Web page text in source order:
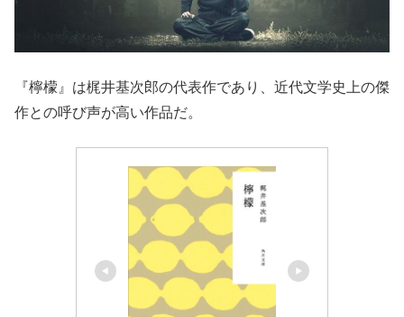
『檸檬』は梶井基次郎の代表作であり、近代文学史上の傑
作との呼び声が高い作品だ。